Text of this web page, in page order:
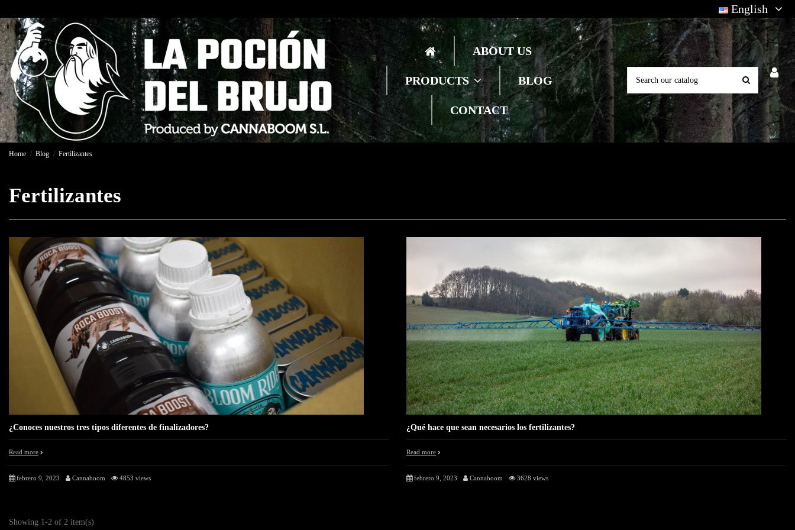
English
ABOUT US
PRODUCTS BLOG
CONTACT
Home Blog Fertilizantes
Fertilizantes
¿Conoces nuestros tres tipos diferentes de finalizadores?
Read more
febrero 9, 2023 Cannaboom 4853 views
¿Qué hace que sean necesarios los fertilizantes?
Read more
febrero 9, 2023 Cannaboom 3628 views
Showing 1-2 of 2 item(s)